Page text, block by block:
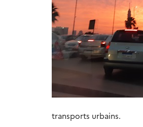
transports urbains.